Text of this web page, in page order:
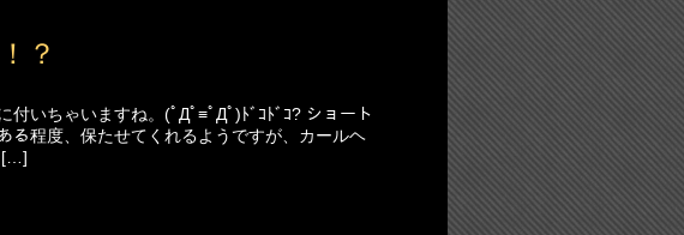
？
いちゃいますね。(ﾟДﾟ≡ﾟДﾟ)ﾄﾞｺﾄﾞｺ? ショート
る程度、保たせてくれるようですが、カールヘ
[…]